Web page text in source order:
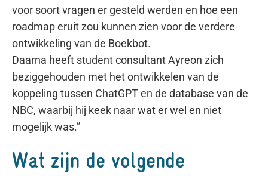
voor soort vragen er gesteld werden en hoe een
roadmap eruit zou kunnen zien voor de verdere
ontwikkeling van de Boekbot.
Daarna heeft student consultant Ayreon zich
beziggehouden met het ontwikkelen van de
koppeling tussen ChatGPT en de database van de
NBC, waarbij hij keek naar wat er wel en niet
mogelijk was.”
Wat zijn de volgende